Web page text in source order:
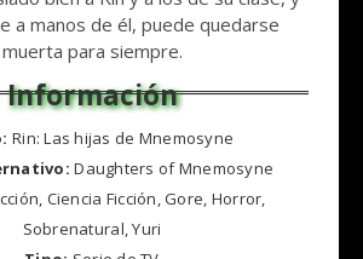
a manos de él, puede quedarse
muerta para siempre.
Rin: Las hijas de Mnemosyne
Daughters of Mnemosyne
Ciencia Ficción, Gore, Horror,
Sobrenatural, Yuri